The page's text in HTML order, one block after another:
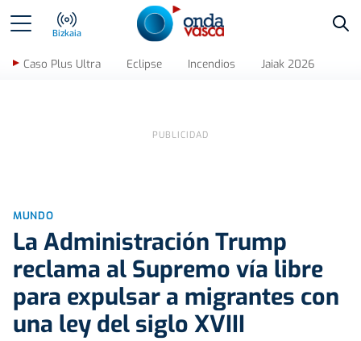
Bizkaia
Caso Plus Ultra Eclipse Incendios Jaiak 2026
MUNDO
La Administración Trump
reclama al Supremo vía libre
para expulsar a migrantes con
una ley del siglo XVIII